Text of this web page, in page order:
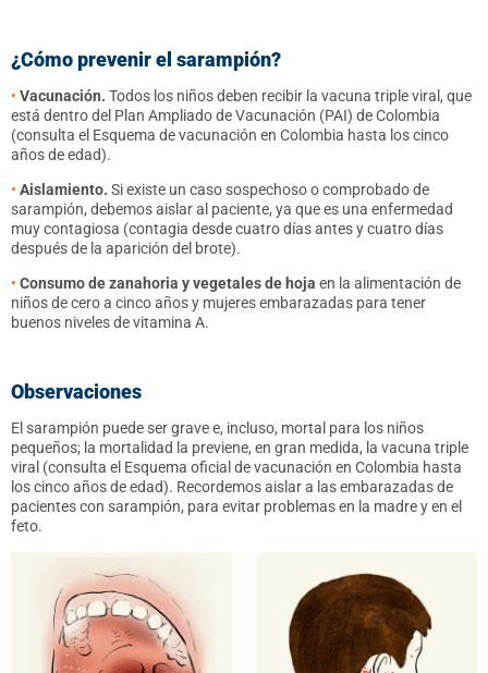
¿Cómo prevenir el sarampión?
• Vacunación. Todos los niños deben recibir la vacuna triple viral, que
está dentro del Plan Ampliado de Vacunación (PAI) de Colombia
(consulta el Esquema de vacunación en Colombia hasta los cinco
años de edad).
• Aislamiento. Si existe un caso sospechoso o comprobado de
sarampión, debemos aislar al paciente, ya que es una enfermedad
muy contagiosa (contagia desde cuatro días antes y cuatro días
después de la aparición del brote).
• Consumo de zanahoria y vegetales de hoja en la alimentación de
niños de cero a cinco años y mujeres embarazadas para tener
buenos niveles de vitamina A.
Observaciones
El sarampión puede ser grave e, incluso, mortal para los niños
pequeños; la mortalidad la previene, en gran medida, la vacuna triple
viral (consulta el Esquema oficial de vacunación en Colombia hasta
los cinco años de edad). Recordemos aislar a las embarazadas de
pacientes con sarampión, para evitar problemas en la madre y en el
feto.